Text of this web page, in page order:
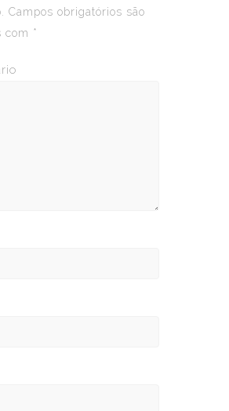
Campos obrigatórios são
com *